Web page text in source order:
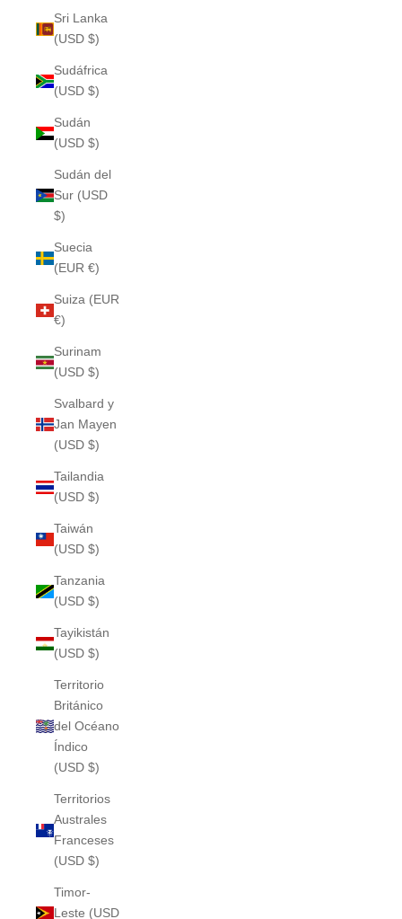
Sri Lanka
(USD $)
Sudáfrica
(USD $)
Sudán
(USD $)
Sudán del
Sur (USD
$)
Suecia
(EUR €)
Suiza (EUR
€)
Surinam
(USD $)
Svalbard y
Jan Mayen
(USD $)
Tailandia
(USD $)
Taiwán
(USD $)
Tanzania
(USD $)
Tayikistán
(USD $)
Territorio
Británico
del Océano
Índico
(USD $)
Territorios
Australes
Franceses
(USD $)
Timor-
Leste (USD